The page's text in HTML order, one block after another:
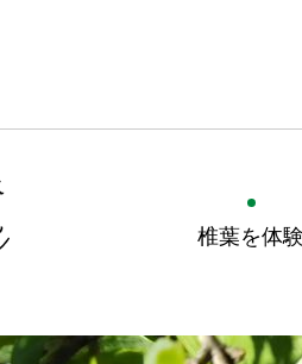
椎葉を体験